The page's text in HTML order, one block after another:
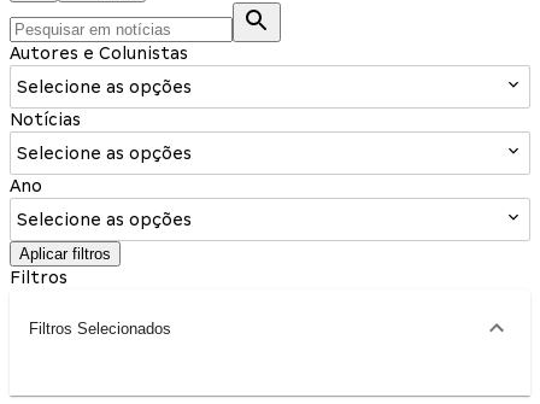
Autores e Colunistas
Selecione as opções
Notícias
Selecione as opções
Ano
Selecione as opções
Aplicar filtros
Filtros
Filtros Selecionados